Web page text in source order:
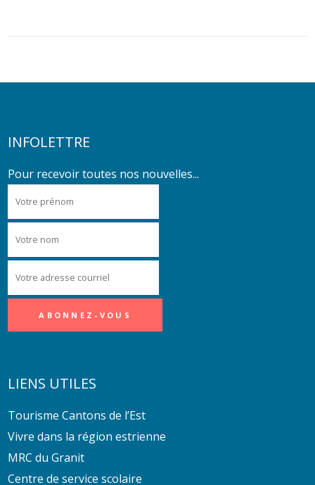
INFOLETTRE
Pour recevoir toutes nos nouvelles...
LIENS UTILES
Tourisme Cantons de l’Est
Vivre dans la région estrienne
MRC du Granit
Centre de service scolaire